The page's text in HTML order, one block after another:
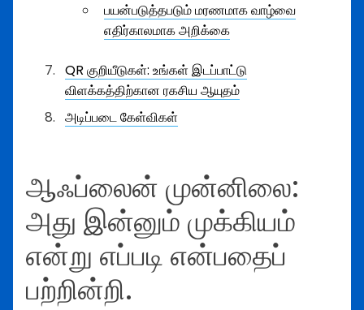
பயன்படுத்தபடும் மரணமாக வாழ்வை
எதிர்காலமாக அறிக்கை
QR குறியீடுகள்: உங்கள் இடப்பாட்டு
விளக்கத்திற்கான ரகசிய ஆயுதம்
அடிப்படை கேள்விகள்
ஆஃப்லைன் முன்னிலை:
அது இன்னும் முக்கியம்
என்று எப்படி என்பதைப்
பற்றின்றி.